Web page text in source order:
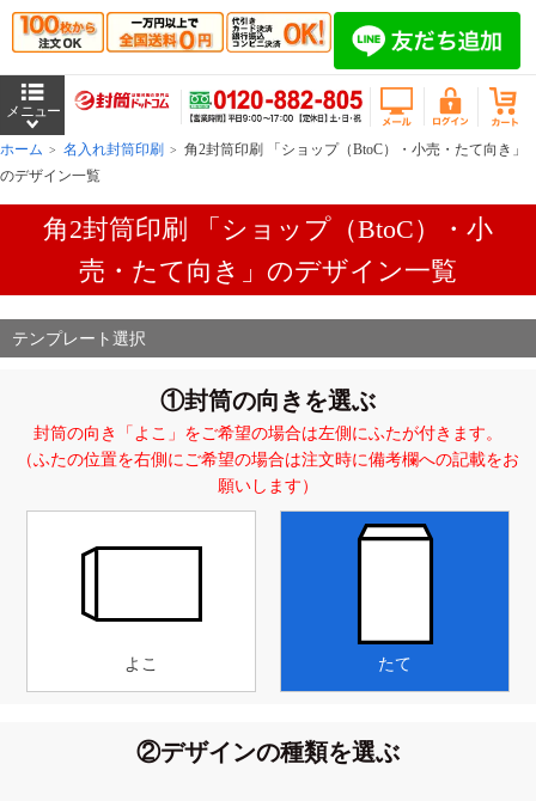
ホーム 名入れ封筒印刷
角2封筒印刷 「ショップ（BtoC）・小売・たて向き」
のデザイン一覧
角2封筒印刷 「ショップ（BtoC）・小
売・たて向き」のデザイン一覧
テンプレート選択
①封筒の向きを選ぶ
封筒の向き「よこ」をご希望の場合は左側にふたが付きます。
（ふたの位置を右側にご希望の場合は注文時に備考欄への記載をお
願いします）
よこ たて
②デザインの種類を選ぶ